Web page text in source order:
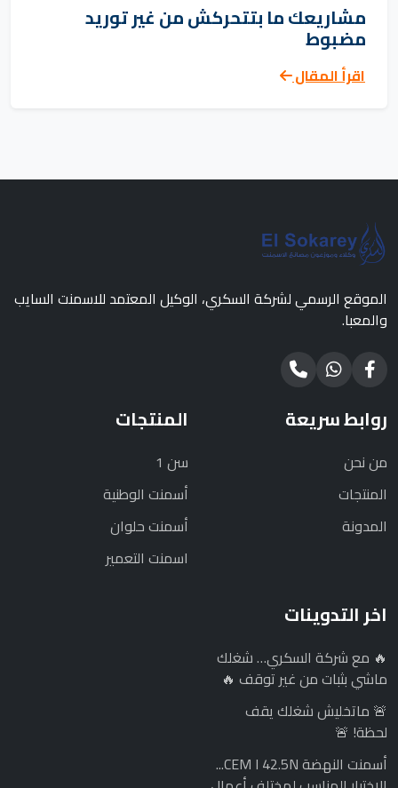
مشاريعك ما بتتحركش من غير توريد
مضبوط
اقرأ المقال
الموقع الرسمي لشركة السكري، الوكيل المعتمد للاسمنت السايب
والمعبا.
روابط سريعة
من نحن
المنتجات
المدونة
المنتجات
سن 1
أسمنت الوطنية
أسمنت حلوان
اسمنت التعمير
اخر التدوينات
🔥 مع شركة السكري… شغلك
ماشي بثبات من غير توقف 🔥
🚨 ماتخليش شغلك يقف
لحظة! 🚨
أسمنت النهضة CEM I 42.5N...